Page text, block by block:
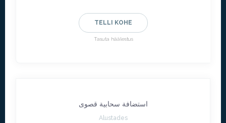
TELLI KOHE
Tasuta häälestus
استضافة سحابية قصوى
Alustades